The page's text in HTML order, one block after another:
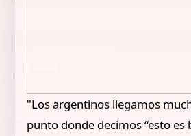
"Los argentinos llegamos
punto donde decimos “esto es